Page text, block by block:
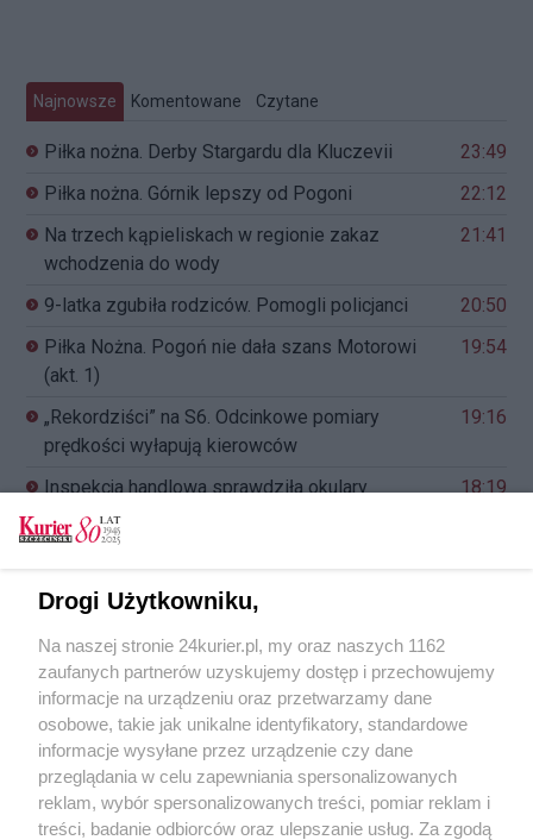
Najnowsze Komentowane Czytane
Piłka nożna. Derby Stargardu dla Kluczevii
23:49
Piłka nożna. Górnik lepszy od Pogoni
22:12
Na trzech kąpieliskach w regionie zakaz
wchodzenia do wody
21:41
9-latka zgubiła rodziców. Pomogli policjanci
20:50
Piłka Nożna. Pogoń nie dała szans Motorowi
(akt. 1)
19:54
„Rekordziści” na S6. Odcinkowe pomiary
prędkości wyłapują kierowców
19:16
Inspekcja handlowa sprawdziła okulary
przeciwsłoneczne
18:19
się w zbiorniku z wodą
szpitalu
REKLAMA
Drogi Użytkowniku,
Na naszej stronie 24kurier.pl, my oraz naszych 1162
zaufanych partnerów uzyskujemy dostęp i przechowujemy
informacje na urządzeniu oraz przetwarzamy dane
osobowe, takie jak unikalne identyfikatory, standardowe
informacje wysyłane przez urządzenie czy dane
przeglądania w celu zapewniania spersonalizowanych
reklam, wybór spersonalizowanych treści, pomiar reklam i
treści, badanie odbiorców oraz ulepszanie usług. Za zgodą